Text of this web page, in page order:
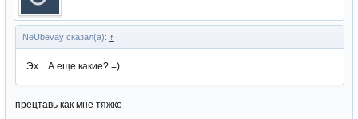
NeUbevay сказал(а): ↑
Эх... А еще какие? =)
прецтавь как мне тяжко